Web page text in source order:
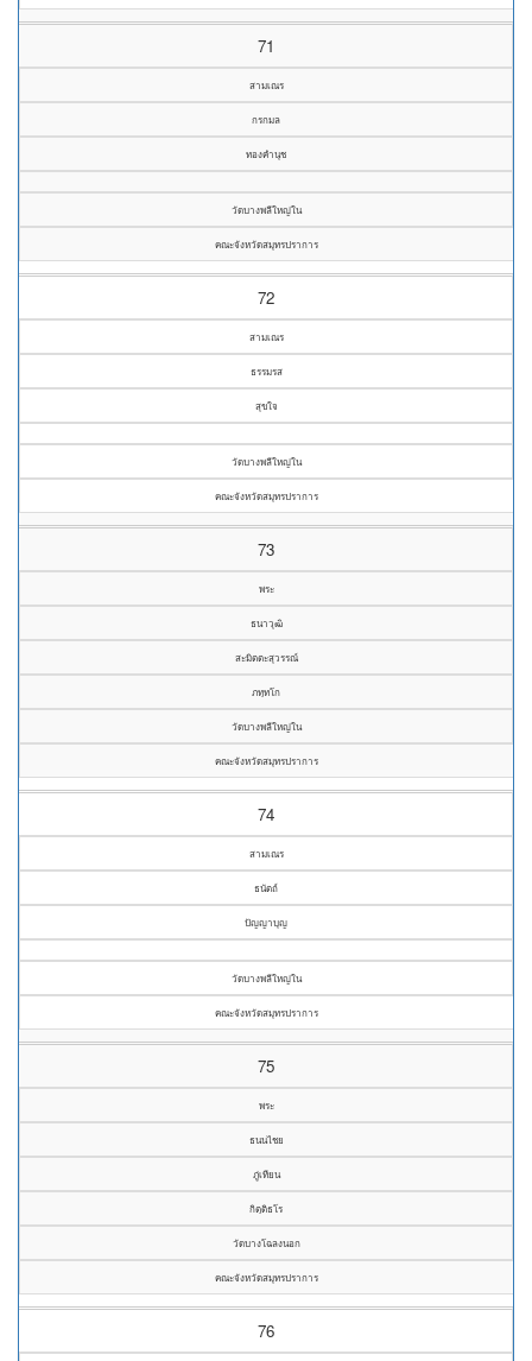
71
สามเณร
กรกมล
ทองคำนุช
วัดบางพลีใหญ่ใน
คณะจังหวัดสมุทรปราการ
72
สามเณร
ธรรมรส
สุขใจ
วัดบางพลีใหญ่ใน
คณะจังหวัดสมุทรปราการ
73
พระ
ธนาวุฒิ
สะมิตตะสุวรรณ์
ภทฺทโก
วัดบางพลีใหญ่ใน
คณะจังหวัดสมุทรปราการ
74
สามเณร
ธนัตถ์
ปัญญาบุญ
วัดบางพลีใหญ่ใน
คณะจังหวัดสมุทรปราการ
75
พระ
ธนนไชย
ภู่เทียน
กิตฺติธโร
วัดบางโฉลงนอก
คณะจังหวัดสมุทรปราการ
76